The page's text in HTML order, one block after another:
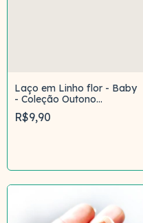
Laço em Linho flor - Baby
- Coleção Outono
Campestre
R$9,90